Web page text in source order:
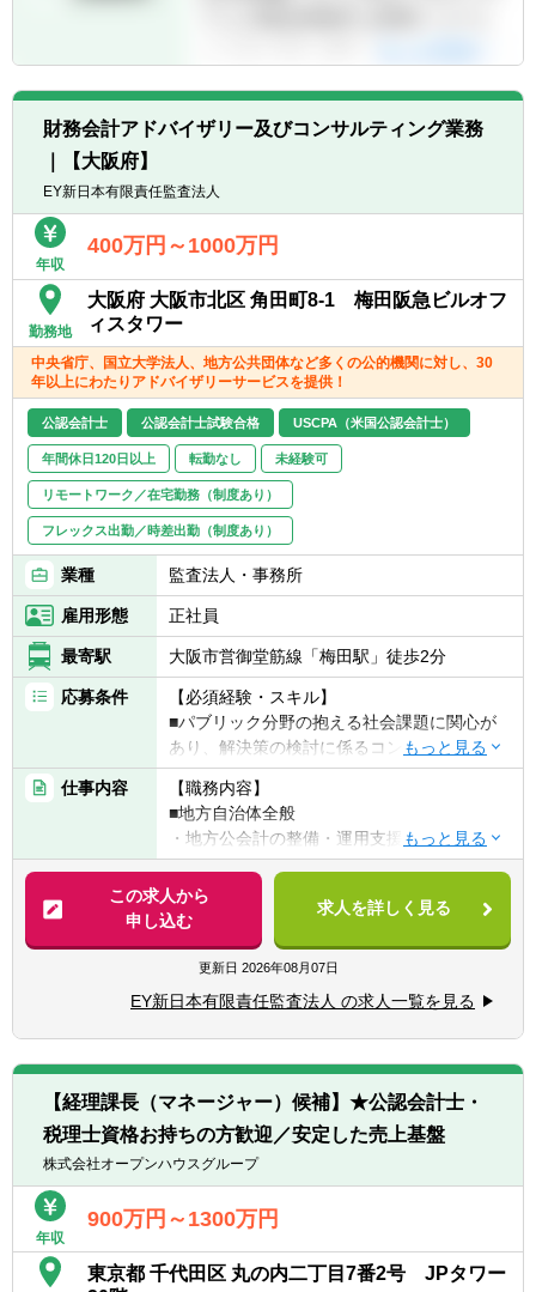
り、株式会社AGS FASに出向する形態になり
財務会計アドバイザリー及びコンサルティング業務
｜【大阪府】
EY新日本有限責任監査法人
年収
400万円～1000万円
勤務地
大阪府 大阪市北区 角田町8-1 梅田阪急ビルオフ
ィスタワー
中央省庁、国立大学法人、地方公共団体など多くの公的機関に対し、30
年以上にわたりアドバイザリーサービスを提供！
公認会計士 公認会計士試験合格 USCPA（米国公認会計士）
年間休日120日以上 転勤なし 未経験可
リモートワーク／在宅勤務（制度あり）
フレックス出勤／時差出勤（制度あり）
業種 監査法人・事務所
雇用形態 正社員
最寄駅 大阪市営御堂筋線「梅田駅」徒歩2分
応募条件
【必須経験・スキル】
■パブリック分野の抱える社会課題に関心が
あり、解決策の検討に係るコンサルティング
業務等への従事に興味のある方
【歓迎経験・スキル】
■公認会計士（公認会計士試験合格者を含
む）又は米国公認会計士
■国・地方自治体勤務経験者
■公的機関（国、地方公共団体、関連団体
等）に対する、【職務内容】に掲げているよ
うなコンサルティング実務経験のある方
■監査法人、コンサルティング会社、シンク
仕事内容
【職務内容】
■地方自治体全般
・地方公会計の整備・運用支援、内部統制構
築支援、BPR（ビジネス・プロセス・リエン
ジニアリング）支援、DX支援、第三セクター
等の組織再編支援、各種調査（コンサルティ
ング業務）、会計相談・研修対応等
■インフラストラクチャー（上下水道・道路
等）関連
・経営戦略策定（長期財政シミュレーショ
ン）支援、上下水道料金改定支援、公営企業
会計導入支援、広域連携支援、官民連携支
援、PPP/PFI/コンセッション等の導入可能性
調査、内部統制構築支援、会計相談・研修対
応、予算書・決算書作成支援、固定資産台帳
整備支援等
■教育関連
・地方独立行政法人化支援、科学研究費ガイ
ュレーション）支援、会計相談・研修対応等
この求人から
申し込む
求人を詳しく見る
更新日 2026年08月07日
EY新日本有限責任監査法人 の求人一覧を見る
【経理課長（マネージャー）候補】★公認会計士・
税理士資格お持ちの方歓迎／安定した売上基盤
株式会社オープンハウスグループ
年収
900万円～1300万円
東京都 千代田区 丸の内二丁目7番2号 JPタワー